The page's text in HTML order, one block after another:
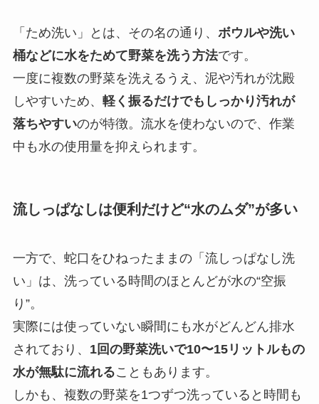
「ため洗い」とは、その名の通り、 ボウルや洗い
桶などに水をためて野菜を洗う方法です。
一度に複数の野菜を洗えるうえ、泥や汚れが沈殿
しやすいため、 軽く振るだけでもしっかり汚れが
落ちやすいのが特徴。流水を使わないので、作業
中も水の使用量を抑えられます。
流しっぱなしは便利だけど“水のムダ”が多い
一方で、蛇口をひねったままの「流しっぱなし洗
い」は、洗っている時間のほとんどが水の“空振
り”。
実際には使っていない瞬間にも水がどんどん排水
されており、 1回の野菜洗いで10〜15リットルもの
水が無駄に流れることもあります。
しかも、複数の野菜を1つずつ洗っていると時間も